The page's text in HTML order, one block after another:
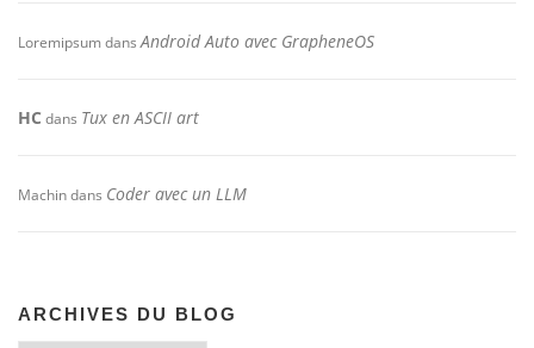
LoremipsumdansAndroid Auto avec GrapheneOS
HC dans Tux en ASCII art
Machindans Coder avec un LLM
ARCHIVES DU BLOG